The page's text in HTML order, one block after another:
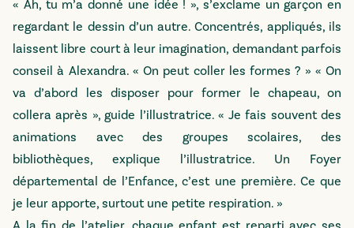
« Ah, tu m’a donné une idée ! », s’exclame un garçon en
regardant le dessin d’un autre. Concentrés, appliqués, ils
laissent libre court à leur imagination, demandant parfois
conseil à Alexandra. « On peut coller les formes ? » « On
va d’abord les disposer pour former le chapeau, on
collera après », guide l’illustratrice. « Je fais souvent des
animations avec des groupes scolaires, des
bibliothèques, explique l’illustratrice. Un Foyer
départemental de l’Enfance, c’est une première. Ce que
je leur apporte, surtout une petite respiration. »